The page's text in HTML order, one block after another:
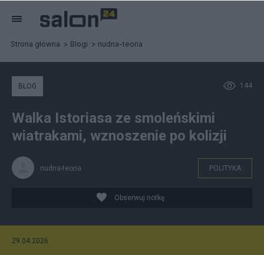
Strona główna Blogi nudna-teoria
144
BLOG
Walka Istoriasa ze smoleńskimi
wiatrakami, wznoszenie po kolizji
nudna-teoria POLITYKA
Obserwuj notkę
29.04.2026